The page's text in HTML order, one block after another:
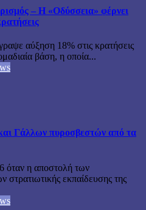
– Η «Οδύσσεια» φέρνει
αύξηση 18% στις κρατήσεις
βάση, η οποία...
Γάλλων πυροσβεστών από τα
όταν η αποστολή των
εκπαίδευσης της